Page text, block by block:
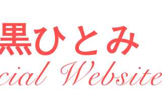
ひとみ